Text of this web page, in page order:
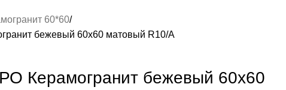
60*60
бежевый 60х60 матовый R10/A
Керамогранит бежевый 60х60